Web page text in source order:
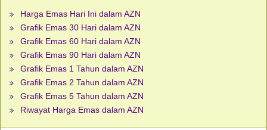
Harga Emas Hari Ini dalam AZN
Grafik Emas 30 Hari dalam AZN
Grafik Emas 60 Hari dalam AZN
Grafik Emas 90 Hari dalam AZN
Grafik Emas 1 Tahun dalam AZN
Grafik Emas 2 Tahun dalam AZN
Grafik Emas 5 Tahun dalam AZN
Riwayat Harga Emas dalam AZN